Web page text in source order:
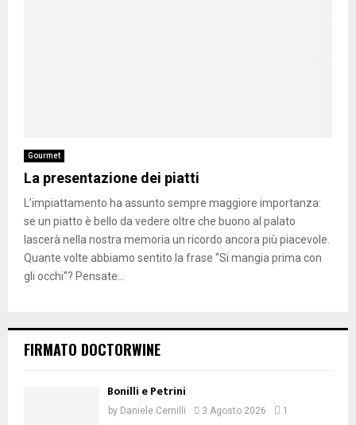
Gourmet
La presentazione dei piatti
L’impiattamento ha assunto sempre maggiore importanza:
se un piatto è bello da vedere oltre che buono al palato
lascerà nella nostra memoria un ricordo ancora più piacevole.
Quante volte abbiamo sentito la frase “Si mangia prima con
gli occhi“? Pensate...
FIRMATO DOCTORWINE
Bonilli e Petrini
by Daniele Cernilli 3 Agosto 2026 1